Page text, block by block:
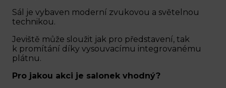
Sál je vybaven moderní zvukovou a světelnou
technikou.
Jeviště může sloužit jak pro představení, tak
k promítání díky vysouvacímu integrovanému
plátnu.
Pro jakou akci je salonek vhodný?